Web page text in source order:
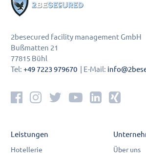
2besecured facility management GmbH
Bußmatten 21
77815 Bühl
Tel:+49 7223 979670 | E-Mail:
Leistungen
Hotellerie
Über uns